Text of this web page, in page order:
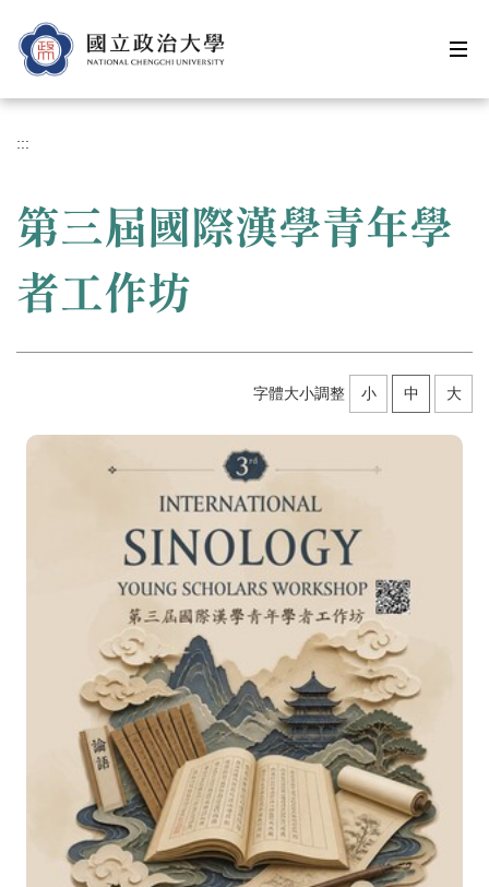
到
主
內
區
:::
第三屆國際漢學青年學
者工作坊
字體大小調整 小 中 大